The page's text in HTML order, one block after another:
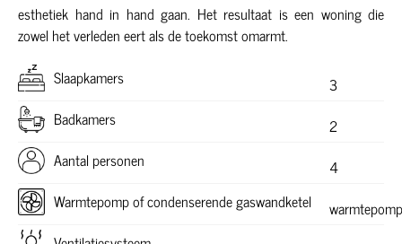
esthetiek hand in hand gaan. Het resultaat is een woning die
zowel het verleden eert als de toekomst omarmt.
Slaapkamers
3
Badkamers
2
Aantal personen
4
Warmtepomp of condenserende gaswandketel
warmtepomp